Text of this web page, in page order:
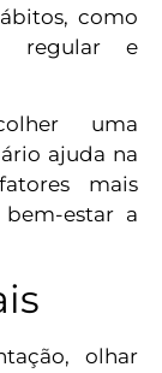
como
regular e
uma
ajuda na
mais
estar a
olhar